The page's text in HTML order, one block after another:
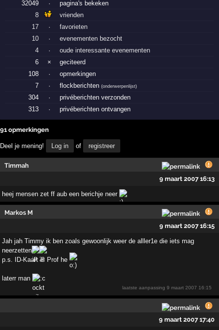
32049 ·
pagina's bekeken
8
vrienden
17
·
favorieten
10
·
evenementen bezocht
4
·
oude interessante evenementen
6
×
geciteerd
108
·
opmerkingen
7
· flockberichten(onderwerpenlijst)
304 ·
privéberichten verzonden
313
· privéberichten ontvangen
91 opmerkingen
Deel je mening! Log in of registreer
Timmah
9 maart 2007 16:13
heej mensen zet ff aub een berichje neer
Markos M
9 maart 2007 16:15
Jah jah Timmy ik ben zoals gewoonlijk weer de alller1e die iets mag
neerzetten
p.s. ID-Kaart is Prof he
laterr man
laatste aanpassing9 maart 2007 16:15
9 maart 2007 17:40